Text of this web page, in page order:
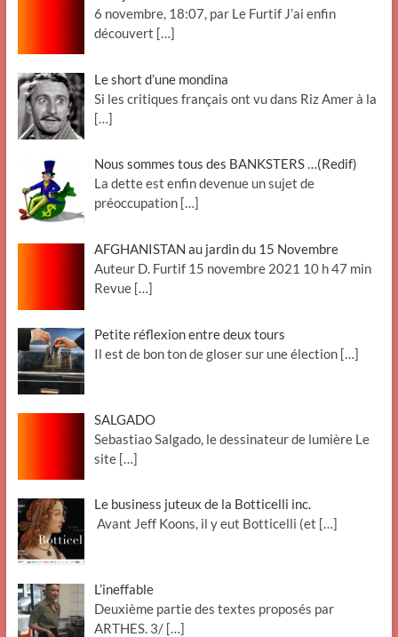
6 novembre, 18:07, par Le Furtif J’ai enfin
découvert […]
Le short d’une mondina
Si les critiques français ont vu dans Riz Amer à la
[…]
Nous sommes tous des BANKSTERS …(Redif)
La dette est enfin devenue un sujet de
préoccupation […]
AFGHANISTAN au jardin du 15 Novembre
Auteur D. Furtif 15 novembre 2021 10 h 47 min
Revue […]
Petite réflexion entre deux tours
Il est de bon ton de gloser sur une élection […]
SALGADO
Sebastiao Salgado, le dessinateur de lumière Le
site […]
Le business juteux de la Botticelli inc.
Avant Jeff Koons, il y eut Botticelli (et […]
L’ineffable
Deuxième partie des textes proposés par
ARTHES. 3/ […]